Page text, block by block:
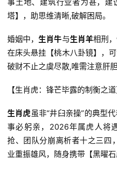
事土地、建筑行业者为甚，建
塔】，助思维清晰,破解困局。
婚姻中，生肖牛与生肖羊相刑
在床头悬挂【桃木八卦镜】，
破财不止之虞尽散,唯需注意肝胆
【生肖虎：锋芒毕露的制衡之道
生肖虎虽非“井臼亲操”的典型
事必躬亲，2026年属虎人将
抢、团队分崩离析者十之三四
业重振雄风，随身携带【黑曜石